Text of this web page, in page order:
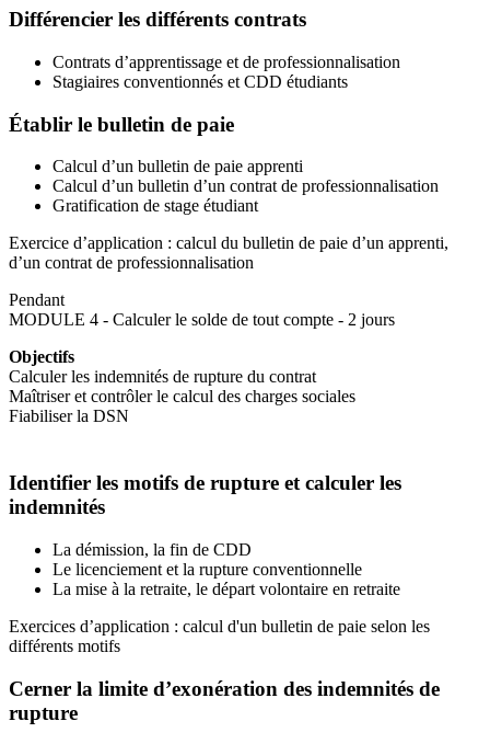
Différencier les différents contrats
Contrats d’apprentissage et de professionnalisation
Stagiaires conventionnés et CDD étudiants
Établir le bulletin de paie
Calcul d’un bulletin de paie apprenti
Calcul d’un bulletin d’un contrat de professionnalisation
Gratification de stage étudiant
Exercice d’application : calcul du bulletin de paie d’un apprenti,
d’un contrat de professionnalisation
Pendant
MODULE 4 - Calculer le solde de tout compte - 2 jours
Objectifs
Calculer les indemnités de rupture du contrat
Maîtriser et contrôler le calcul des charges sociales
Fiabiliser la DSN
Identifier les motifs de rupture et calculer les
indemnités
La démission, la fin de CDD
Le licenciement et la rupture conventionnelle
La mise à la retraite, le départ volontaire en retraite
Exercices d’application : calcul d'un bulletin de paie selon les
différents motifs
Cerner la limite d’exonération des indemnités de
rupture